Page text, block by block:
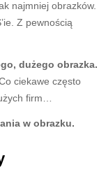
najmniej obrazków.
Z pewnością
dużego obrazka.
ciekawe często
firm…
w obrazku.